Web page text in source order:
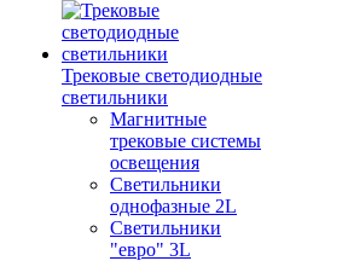
Трековые светодиодные
светильники
Магнитные
трековые системы
освещения
Светильники
однофазные 2L
Светильники
"евро" 3L